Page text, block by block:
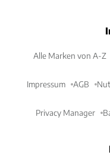
Alle Marken von A-Z
Impressum AGB
Privacy Manager